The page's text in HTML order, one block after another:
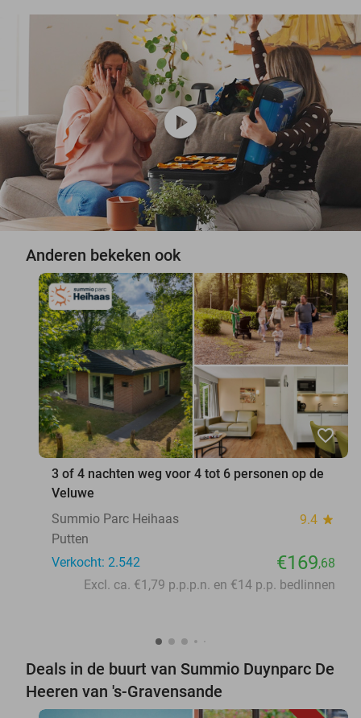
play_circle
Anderen bekeken ook
favorite_border
3 of 4 nachten weg voor 4 tot 6 personen op de
Veluwe
Summio Parc Heihaas
9.4 star
Putten
Verkocht: 2.542
€169,68
Excl. ca. €1,79 p.p.p.n. en €14 p.p. bedlinnen
Deals in de buurt van Summio Duynparc De
Heeren van 's-Gravensande